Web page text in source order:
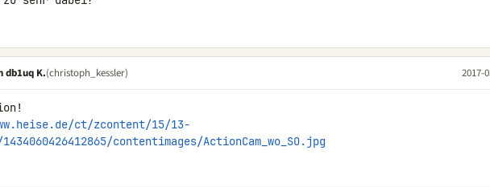
db1uq K.(christoph_kessler) 2017-
ct/zcontent/15/13-
1434060426412865/contentimages/ActionCam_wo_SO.jpg